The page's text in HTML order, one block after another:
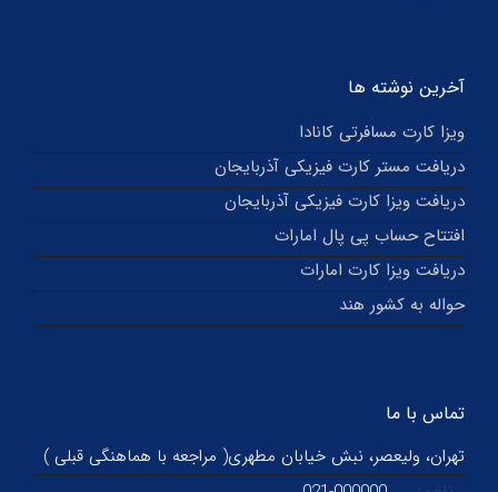
آخرین نوشته ها
ویزا کارت مسافرتی کانادا
دریافت مستر کارت فیزیکی آذربایجان
دریافت ویزا کارت فیزیکی آذربایجان
افتتاح حساب پی پال امارات
دریافت ویزا کارت امارات
حواله به کشور هند
تماس با ما
تهران، ولیعصر، نبش خیابان مطهری( مراجعه با هماهنگی قبلی )